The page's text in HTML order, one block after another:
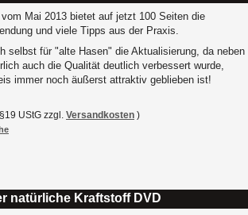
vom Mai 2013 bietet auf jetzt 100 Seiten die
und viele Tipps aus der Praxis.
selbst für "alte Hasen" die Aktualisierung, da neben
auch die Qualität deutlich verbessert wurde,
immer noch äußerst attraktiv geblieben ist!
UStG zzgl. Versandkosten )
natürliche Kraftstoff DVD